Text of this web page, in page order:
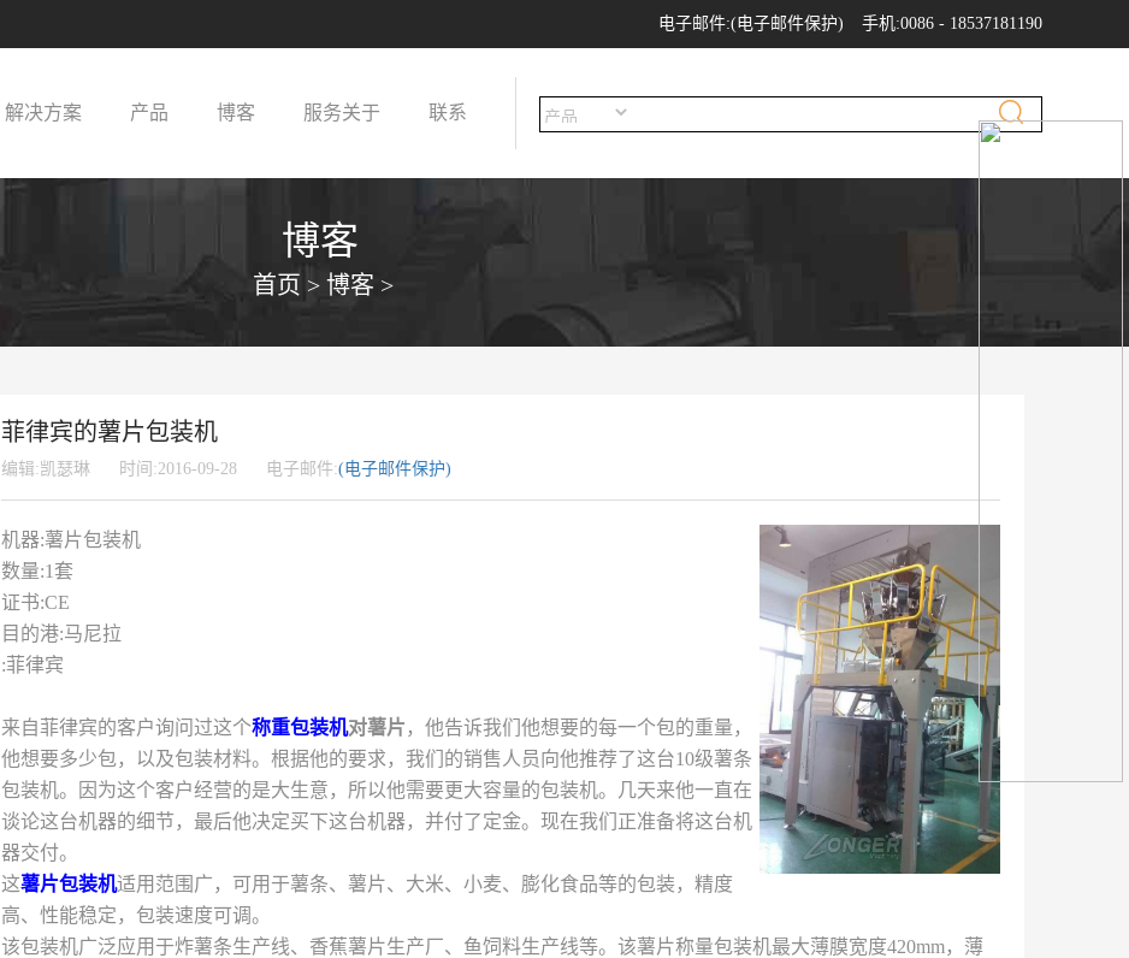
电子邮件:(电子邮件保护) 手机:0086 - 18537181190
解决方案 产品 博客 服务关于 联系
博客
首页 > 博客 >
菲律宾的薯片包装机
编辑:凯瑟琳 时间:2016-09-28 电子邮件:(电子邮件保护)
机器:薯片包装机
数量:1套
证书:CE
目的港:马尼拉
:菲律宾
来自菲律宾的客户询问过这个称重包装机对薯片 ，他告诉我们他想要的每一个包的重量，
他想要多少包，以及包装材料。根据他的要求，我们的销售人员向他推荐了这台10级薯条
包装机。因为这个客户经营的是大生意，所以他需要更大容量的包装机。几天来他一直在
谈论这台机器的细节，最后他决定买下这台机器，并付了定金。现在我们正准备将这台机
器交付。
这薯片包装机适用范围广，可用于薯条、薯片、大米、小麦、膨化食品等的包装，精度
高、性能稳定，包装速度可调。
该包装机广泛应用于炸薯条生产线、香蕉薯片生产厂、鱼饲料生产线等。该薯片称量包装机最大薄膜宽度420mm，薄